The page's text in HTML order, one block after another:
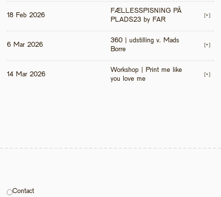
18 Feb 2026
FÆLLESSPISNING PÅ
PLADS23 by FAR
[+]
6 Mar 2026
360 | udstilling v. Mads
Borre
[+]
14 Mar 2026
Workshop | Print me like
you love me
[+]
Contact